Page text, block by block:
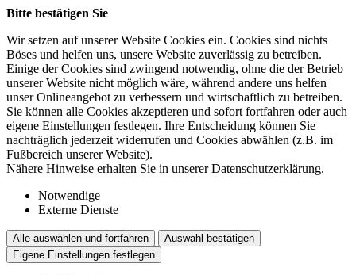
Bitte bestätigen Sie
Wir setzen auf unserer Website Cookies ein. Cookies sind nichts
Böses und helfen uns, unsere Website zuverlässig zu betreiben.
Einige der Cookies sind zwingend notwendig, ohne die der Betrieb
unserer Website nicht möglich wäre, während andere uns helfen
unser Onlineangebot zu verbessern und wirtschaftlich zu betreiben.
Sie können alle Cookies akzeptieren und sofort fortfahren oder auch
eigene Einstellungen festlegen. Ihre Entscheidung können Sie
nachträglich jederzeit widerrufen und Cookies abwählen (z.B. im
Fußbereich unserer Website).
Nähere Hinweise erhalten Sie in unserer Datenschutzerklärung.
Notwendige
Externe Dienste
Alle auswählen und fortfahren
Auswahl bestätigen
Eigene Einstellungen festlegen